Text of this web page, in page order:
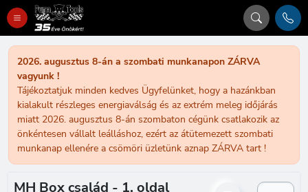
2026. augusztus 8-án a szombati munkanapon ZÁRVA
vagyunk !
Tájékoztatjuk minden kedves Ügyfelünket, hogy a hazánkban
kialakult részleges energiaválság és az extrém meleg időjárás
miatt 2026. augusztus 8-án szombaton cégünk csatlakozik az
önkéntesen vállalt leálláshoz, ezért az átütemezett szombati
munkanap ellenére a csömöri üzletünk aznap ZÁRVA tart !
MH Box család - 1. oldal